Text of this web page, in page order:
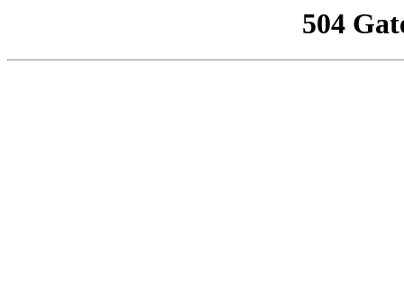
504